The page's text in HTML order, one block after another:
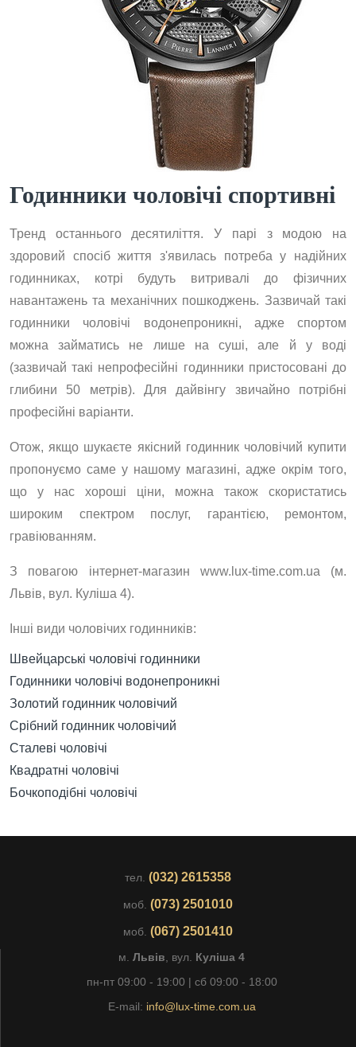
Годинники чоловічі спортивні
Тренд останнього десятиліття. У парі з модою на
здоровий спосіб життя з'явилась потреба у надійних
годинниках, котрі будуть витривалі до фізичних
навантажень та механічних пошкоджень. Зазвичай такі
годинники чоловічі водонепроникні, адже спортом
можна займатись не лише на суші, але й у воді
(зазвичай такі непрофесійні годинники пристосовані до
глибини 50 метрів). Для дайвінгу звичайно потрібні
професійні варіанти.
Отож, якщо шукаєте якісний годинник чоловічий купити
пропонуємо саме у нашому магазині, адже окрім того,
що у нас хороші ціни, можна також скористатись
широким спектром послуг, гарантією, ремонтом,
гравіюванням.
З повагою інтернет-магазин www.lux-time.com.ua (м.
Львів, вул. Куліша 4).
Інші види чоловічих годинників:
Швейцарські чоловічі годинники
Годинники чоловічі водонепроникні
Золотий годинник чоловічий
Срібний годинник чоловічий
Сталеві чоловічі
Квадратні чоловічі
Бочкоподібні чоловічі
тел. (032) 2615358
моб. (073) 2501010
моб. (067) 2501410
м. Львів , вул. Куліша 4
пн-пт 09:00 - 19:00 | сб 09:00 - 18:00
E-mail: info@lux-time.com.ua